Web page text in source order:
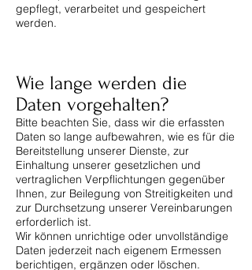
gepflegt, verarbeitet und gespeichert
werden.
Wie lange werden die
Daten vorgehalten?
Bitte beachten Sie, dass wir die erfassten
Daten so lange aufbewahren, wie es für die
Bereitstellung unserer Dienste, zur
Einhaltung unserer gesetzlichen und
vertraglichen Verpflichtungen gegenüber
Ihnen, zur Beilegung von Streitigkeiten und
zur Durchsetzung unserer Vereinbarungen
erforderlich ist.
Wir können unrichtige oder unvollständige
Daten jederzeit nach eigenem Ermessen
berichtigen, ergänzen oder löschen.